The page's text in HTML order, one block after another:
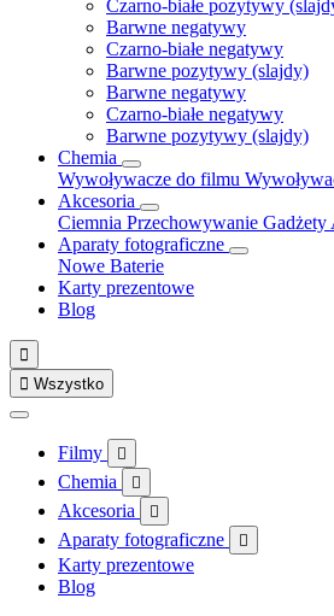
Czarno-białe pozytywy
Barwne negatywy
Czarno-białe negatywy
Barwne pozytywy (slajdy)
Barwne negatywy
Czarno-białe negatywy
Barwne pozytywy (slajdy)
Chemia
Wywoływacze do filmu
Akcesoria
Ciemnia Przechowywanie Gadżety
Aparaty fotograficzne
Nowe Baterie
Karty prezentowe
Blog

 Wszystko
Filmy 
Chemia 
Akcesoria 
Aparaty fotograficzne 
Karty prezentowe
Blog